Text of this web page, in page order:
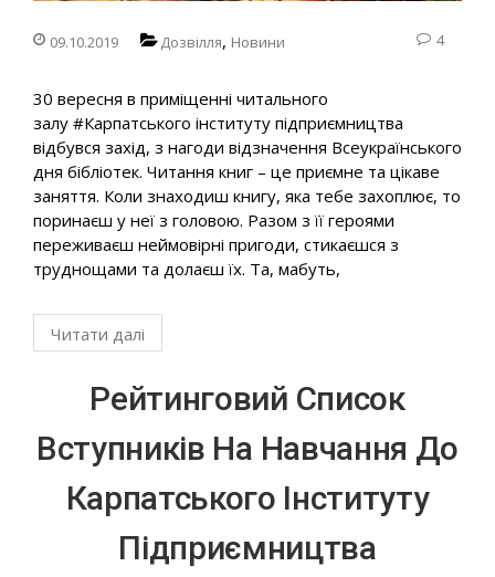
09.10.2019 Дозвілля, Новини 4
30 вересня в приміщенні читального
залу #Карпатського інституту підприємництва
відбувся захід, з нагоди відзначення Всеукраїнського
дня бібліотек. Читання книг – це приємне та цікаве
заняття. Коли знаходиш книгу, яка тебе захоплює, то
поринаєш у неї з головою. Разом з її героями
переживаєш неймовірні пригоди, стикаєшся з
труднощами та долаєш їх. Та, мабуть,
Читати далі
Рейтинговий Список
Вступників На Навчання До
Карпатського Інституту
Підприємництва